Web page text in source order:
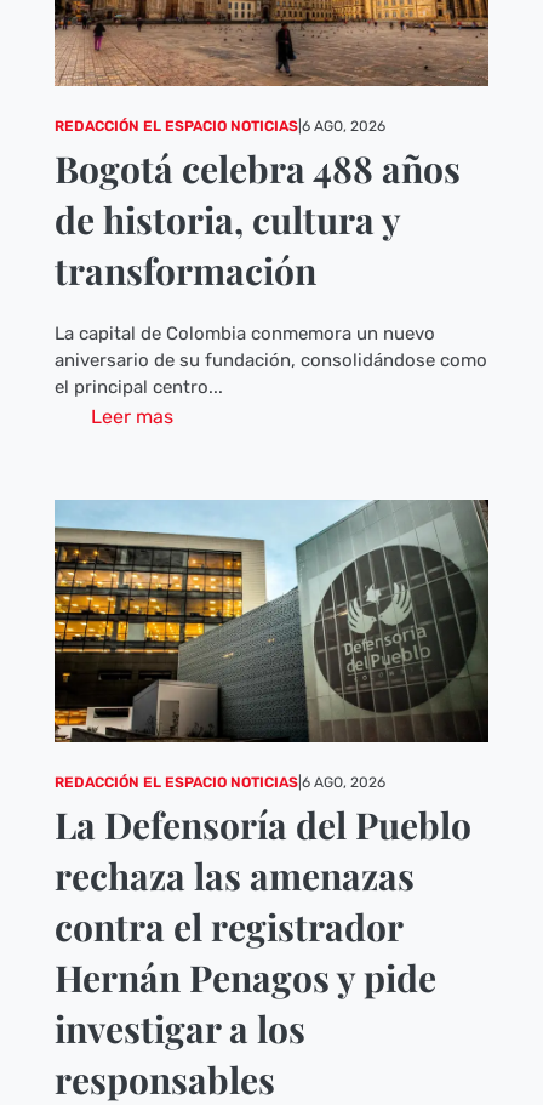
REDACCIÓN EL ESPACIO NOTICIAS| 6 AGO, 2026
Bogotá celebra 488 años
de historia, cultura y
transformación
La capital de Colombia conmemora un nuevo
aniversario de su fundación, consolidándose como
el principal centro...
Leer mas
REDACCIÓN EL ESPACIO NOTICIAS| 6 AGO, 2026
La Defensoría del Pueblo
rechaza las amenazas
contra el registrador
Hernán Penagos y pide
investigar a los
responsables